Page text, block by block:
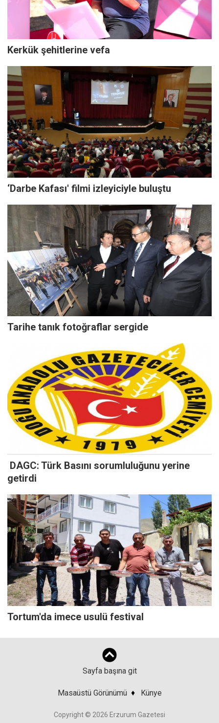
Kerkük şehitlerine vefa
‘Darbe Kafası' filmi izleyiciyle buluştu
Tarihe tanık fotoğraflar sergide
DAGC: Türk Basını sorumluluğunu yerine
getirdi
Tortum'da imece usulü festival
Sayfa başına git
Masaüstü Görünümü ♦ Künye
Copyright © 2026 Erzurum Gazetesi